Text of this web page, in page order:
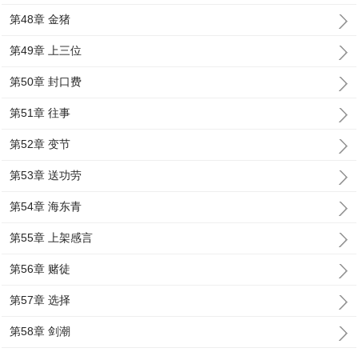
第48章 金猪
第49章 上三位
第50章 封口费
第51章 往事
第52章 变节
第53章 送功劳
第54章 海东青
第55章 上架感言
第56章 赌徒
第57章 选择
第58章 剑潮